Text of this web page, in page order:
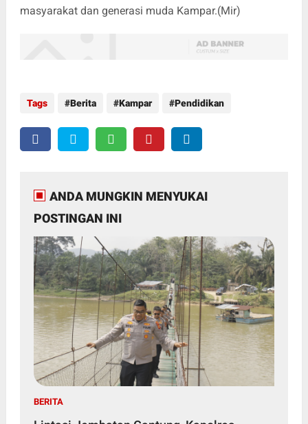
masyarakat dan generasi muda Kampar.(Mir)
Tags Berita Kampar Pendidikan
ANDA MUNGKIN MENYUKAI
POSTINGAN INI
BERITA